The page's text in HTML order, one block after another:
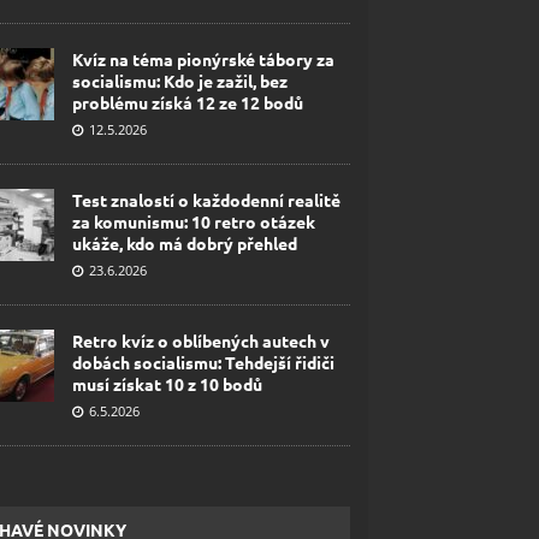
Kvíz na téma pionýrské tábory za
socialismu: Kdo je zažil, bez
problému získá 12 ze 12 bodů
12.5.2026
Test znalostí o každodenní realitě
za komunismu: 10 retro otázek
ukáže, kdo má dobrý přehled
23.6.2026
Retro kvíz o oblíbených autech v
dobách socialismu: Tehdejší řidiči
musí získat 10 z 10 bodů
6.5.2026
NOVINKY